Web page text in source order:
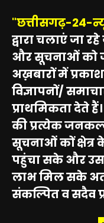
"छत्तीसगढ़-24-
द्वारा चलाएं जा
और सूचनाओं को
अख़बारों में
विज्ञापनों/
प्राथमिकता देते
की प्रत्येक
सूचनाओं कों क्षेत्र
पहुंचा सके और
लाभ मिल सके
संकल्पित व सदैव